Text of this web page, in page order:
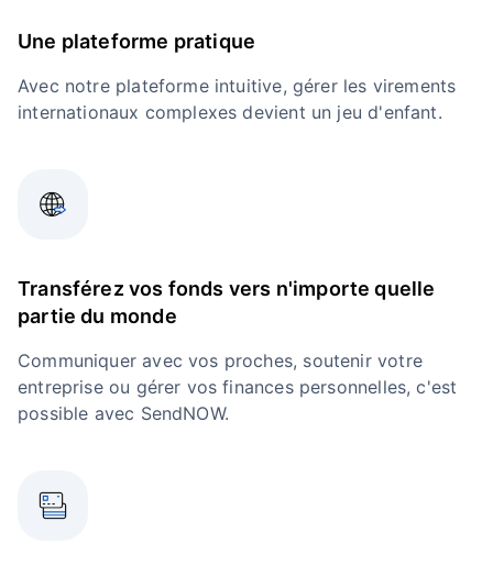
Une plateforme pratique
Avec notre plateforme intuitive, gérer les virements
internationaux complexes devient un jeu d'enfant.
Transférez vos fonds vers n'importe quelle
partie du monde
Communiquer avec vos proches, soutenir votre
entreprise ou gérer vos finances personnelles, c'est
possible avec SendNOW.